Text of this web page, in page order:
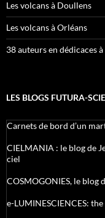
Les volcans à Doullens
Les volcans à Orléans
38 auteurs en dédicaces
LES BLOGS FUTURA-
Carnets de bord d’un
CIELMANIA : le blog de
ciel
COSMOGONIES, le blog
e-LUMINESCIENCES: